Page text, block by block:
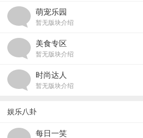
萌宠乐园
暂无版块介绍
美食专区
暂无版块介绍
时尚达人
暂无版块介绍
娱乐八卦
每日一笑